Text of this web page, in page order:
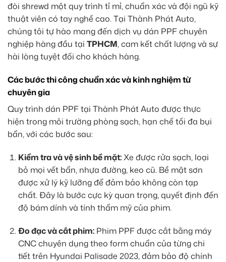
đòi shrewd một quy trình tỉ mỉ, chuẩn xác và đội ngũ kỹ
thuật viên có tay nghề cao. Tại Thành Phát Auto,
chúng tôi tự hào mang đến dịch vụ dán PPF chuyên
nghiệp hàng đầu tại TPHCM, cam kết chất lượng và sự
hài lòng tuyệt đối cho khách hàng.
Các bước thi công chuẩn xác và kinh nghiệm từ
chuyên gia
Quy trình dán PPF tại Thành Phát Auto được thực
hiện trong môi trường phòng sạch, hạn chế tối đa bụi
bẩn, với các bước sau:
Kiểm tra và vệ sinh bề mặt:Xe được rửa sạch, loại
bỏ mọi vết bẩn, nhựa đường, keo cũ. Bề mặt sơn
được xử lý kỹ lưỡng để đảm bảo không còn tạp
chất. Đây là bước cực kỳ quan trọng, quyết định đến
độ bám dính và tính thẩm mỹ của phim.
Đo đạc và cắt phim:Phim PPF được cắt bằng máy
CNC chuyên dụng theo form chuẩn của từng chi
tiết trên Hyundai Palisade 2023, đảm bảo độ chính